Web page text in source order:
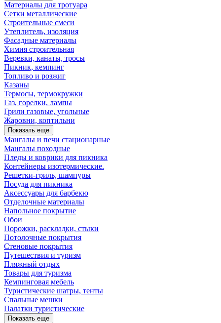
Материалы для тротуара
Сетки металлические
Строительные смеси
Утеплитель, изоляция
Фасадные материалы
Химия строительная
Веревки, канаты, тросы
Пикник, кемпинг
Топливо и розжиг
Казаны
Термосы, термокружки
Газ, горелки, лампы
Грили газовые, угольные
Жаровни, коптильни
Показать еще
Мангалы и печи стационарные
Мангалы походные
Пледы и коврики для пикника
Контейнеры изотермические.
Решетки-гриль, шампуры
Посуда для пикника
Аксессуары для барбекю
Отделочные материалы
Напольное покрытие
Обои
Порожки, раскладки, стыки
Потолочные покрытия
Стеновые покрытия
Путешествия и туризм
Пляжный отдых
Товары для туризма
Кемпинговая мебель
Туристические шатры, тенты
Спальные мешки
Палатки туристические
Показать еще